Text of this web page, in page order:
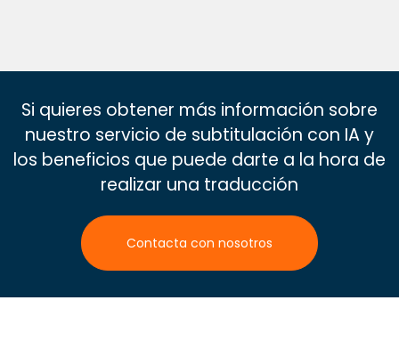
Si quieres obtener más información sobre
nuestro servicio de subtitulación con IA y
los beneficios que puede darte a la hora de
realizar una traducción
Contacta con nosotros